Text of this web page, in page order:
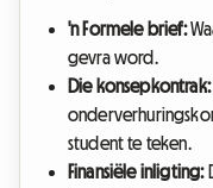
'n Formele brief:
gevra word.
Die konsepkontrak:
student te teken.
Finansiële inligting: